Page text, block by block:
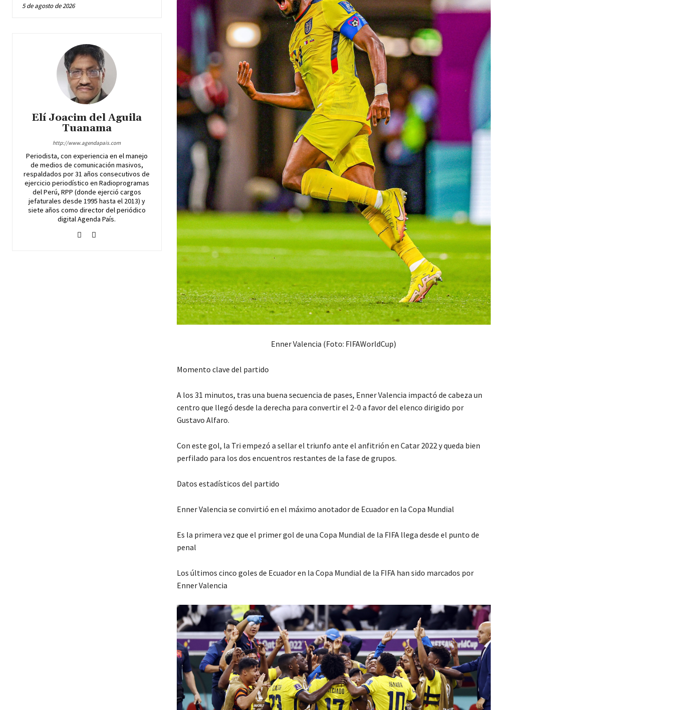
5 de agosto de 2026
Elí Joacim del Aguila
Tuanama
http://www.agendapais.com
Periodista, con experiencia en el manejo
de medios de comunicación masivos,
respaldados por 31 años consecutivos de
ejercicio periodístico en Radioprogramas
del Perú, RPP (donde ejerció cargos
jefaturales desde 1995 hasta el 2013) y
siete años como director del periódico
digital Agenda País.
Enner Valencia (Foto: FIFAWorldCup)
Momento clave del partido
A los 31 minutos, tras una buena secuencia de pases, Enner Valencia impactó de cabeza un
centro que llegó desde la derecha para convertir el 2-0 a favor del elenco dirigido por
Gustavo Alfaro.
Con este gol, la Tri empezó a sellar el triunfo ante el anfitrión en Catar 2022 y queda bien
perfilado para los dos encuentros restantes de la fase de grupos.
Datos estadísticos del partido
Enner Valencia se convirtió en el máximo anotador de Ecuador en la Copa Mundial
Es la primera vez que el primer gol de una Copa Mundial de la FIFA llega desde el punto de
penal
Los últimos cinco goles de Ecuador en la Copa Mundial de la FIFA han sido marcados por
Enner Valencia